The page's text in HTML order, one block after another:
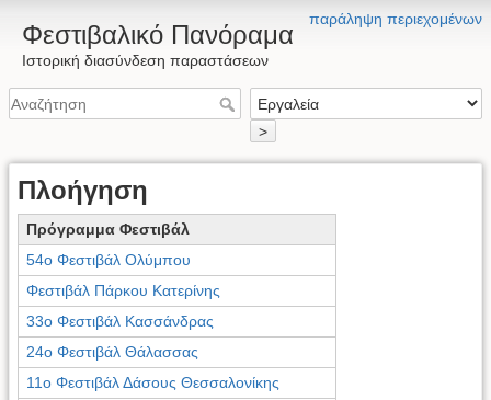
παράληψη περιεχομένων
Φεστιβαλικό Πανόραμα
Ιστορική διασύνδεση παραστάσεων
>
Πλοήγηση
Πρόγραμμα Φεστιβάλ
54ο Φεστιβάλ Ολύμπου
Φεστιβάλ Πάρκου Κατερίνης
33ο Φεστιβάλ Κασσάνδρας
24ο Φεστιβάλ Θάλασσας
11ο Φεστιβάλ Δάσους Θεσσαλονίκης